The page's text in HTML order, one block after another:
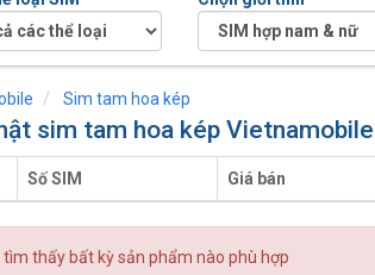
Sim tam hoa kép
sim tam hoa kép Vietnamobile
Số SIM Giá bán
tìm thấy bất kỳ sản phẩm nào phù hợp